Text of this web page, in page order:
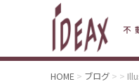
不
HOME ブログ